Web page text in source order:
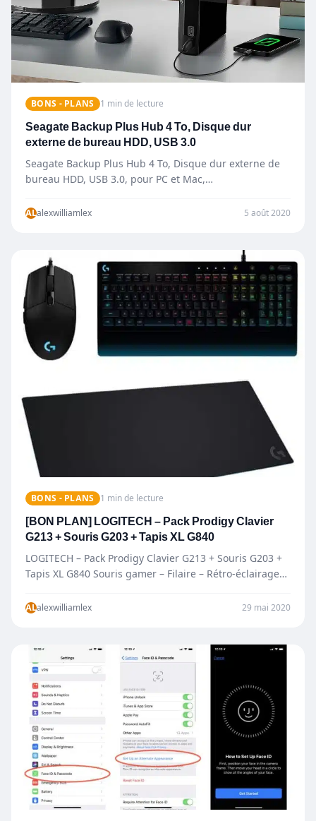
BONS - PLANS 1 min de lecture
Seagate Backup Plus Hub 4 To, Disque dur
externe de bureau HDD, USB 3.0
Seagate Backup Plus Hub 4 To, Disque dur externe de
bureau HDD, USB 3.0, pour PC et Mac,…
ALalexwilliamlex 5 août 2020
BONS - PLANS 1 min de lecture
[BON PLAN] LOGITECH – Pack Prodigy Clavier
G213 + Souris G203 + Tapis XL G840
LOGITECH – Pack Prodigy Clavier G213 + Souris G203 +
Tapis XL G840 Souris gamer – Filaire – Rétro-éclairage
ALalexwilliamlex 29 mai 2020